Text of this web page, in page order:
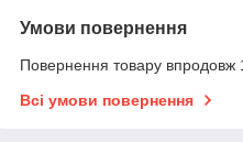
Умови повернення
Повернення товару впродовж
Всі умови повернення